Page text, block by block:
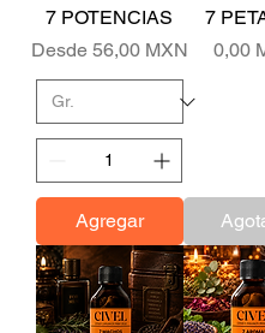
7 POTENCIAS
Desde 56,00 MXN
Precio de oferta
Agregar
7
0,00